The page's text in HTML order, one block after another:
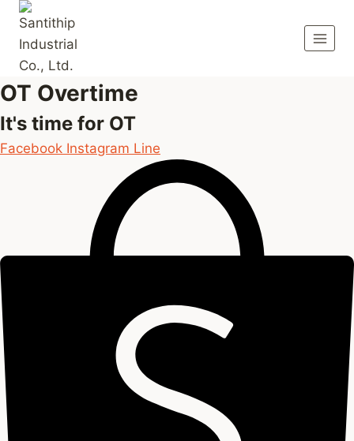
Skip
content
OT Overtime
It's time for OT
Facebook Instagram Line